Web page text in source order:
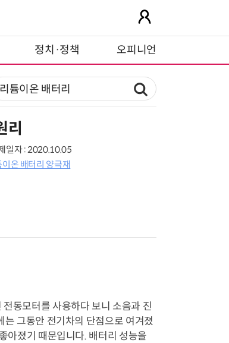
정치·정책 오피니언
리
일자 : 2020.10.05
이온 배터리 양극재
동모터를 사용하다 보니 소음과 진
그동안 전기차의 단점으로 여겨졌
아졌기 때문입니다. 배터리 성능을